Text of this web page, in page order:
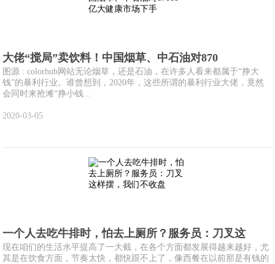
大佬“搅局”卖饮料！中国烟草、中石油对870
图源 : colorhub网站无论烟草，还是石油，在许多人看来都属于“挣大
钱”的暴利行业。谁曾想到，2020年，这些所谓的暴利行业大佬，竟然
会同时来抢滩“挣小钱...
2020-03-05
一个人去吃牛排时，怕去上厕所？服务员：刀叉这
现在咱们的生活水平提高了一大截，在各个方面都发展得越来越好，尤
其是在饮食方面，节奏太快，都快跟不上了，像西餐在以前那是有钱的